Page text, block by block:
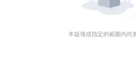
本版塊或指定的範圍內尚